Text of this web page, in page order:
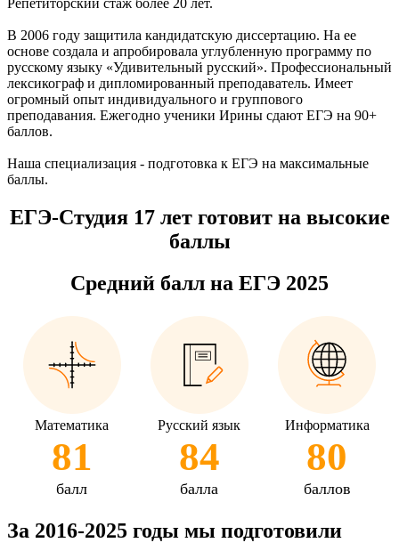
Репетиторский стаж более 20 лет.
В 2006 году защитила кандидатскую диссертацию. На ее
основе создала и апробировала углубленную программу по
русскому языку «Удивительный русский». Профессиональный
лексикограф и дипломированный преподаватель. Имеет
огромный опыт индивидуального и группового
преподавания. Ежегодно ученики Ирины сдают ЕГЭ на 90+
баллов.
Наша специализация - подготовка к ЕГЭ на максимальные
баллы.
ЕГЭ-Студия 17 лет готовит на высокие
баллы
Средний балл на ЕГЭ 2025
Математика
81
балл
Русский язык
84
балла
Информатика
80
баллов
За 2016-2025 годы мы подготовили